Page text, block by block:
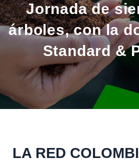
Jornada de
árboles, con la
Standard &
LA RED